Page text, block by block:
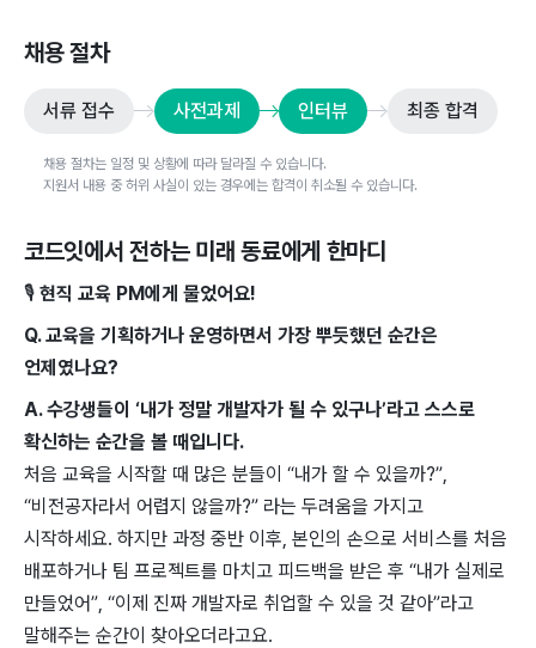
채용 절차
서류 접수 사전과제 인터뷰 최종 합격
채용 절차는 일정 및 상황에 따라 달라질 수 있습니다.
지원서 내용 중 허위 사실이 있는 경우에는 합격이 취소될 수 있습니다.
코드잇에서 전하는 미래 동료에게 한마디
🎙 현직 교육 PM에게 물었어요!
Q. 교육을 기획하거나 운영하면서 가장 뿌듯했던 순간은
언제였나요?
A. 수강생들이 ‘내가 정말 개발자가 될 수 있구나’라고 스스로
확신하는 순간을 볼 때입니다.
처음 교육을 시작할 때 많은 분들이 “내가 할 수 있을까?”,
“비전공자라서 어렵지 않을까?” 라는 두려움을 가지고
시작하세요. 하지만 과정 중반 이후, 본인의 손으로 서비스를 처음
배포하거나 팀 프로젝트를 마치고 피드백을 받은 후 “내가 실제로
만들었어”, “이제 진짜 개발자로 취업할 수 있을 것 같아”라고
말해주는 순간이 찾아오더라고요.